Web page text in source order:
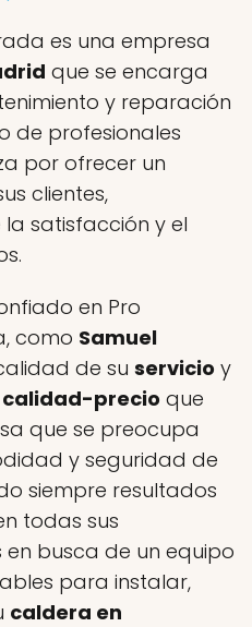
es una empresa
que se encarga
y reparación
de profesionales
por ofrecer un
clientes,
satisfacción y el
en Pro
como Samuel
de su servicio y
calidad-precio que
que se preocupa
y seguridad de
siempre resultados
todas sus
en busca de un equipo
para instalar,
caldera en